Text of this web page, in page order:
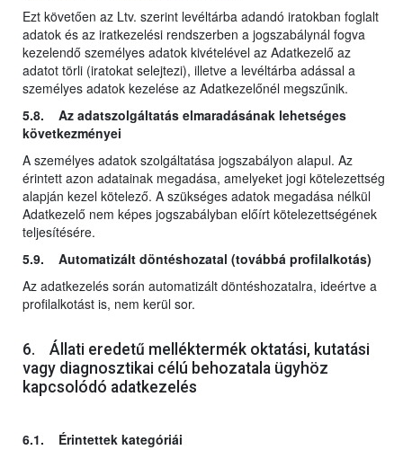
Ezt követően az Ltv. szerint levéltárba adandó iratokban foglalt
adatok és az iratkezelési rendszerben a jogszabálynál fogva
kezelendő személyes adatok kivételével az Adatkezelő az
adatot törli (iratokat selejtezi), illetve a levéltárba adással a
személyes adatok kezelése az Adatkezelőnél megszűnik.
5.8. Az adatszolgáltatás elmaradásának lehetséges
következményei
A személyes adatok szolgáltatása jogszabályon alapul. Az
érintett azon adatainak megadása, amelyeket jogi kötelezettség
alapján kezel kötelező. A szükséges adatok megadása nélkül
Adatkezelő nem képes jogszabályban előírt kötelezettségének
teljesítésére.
5.9. Automatizált döntéshozatal (továbbá profilalkotás)
Az adatkezelés során automatizált döntéshozatalra, ideértve a
profilalkotást is, nem kerül sor.
6. Állati eredetű melléktermék oktatási, kutatási
vagy diagnosztikai célú behozatala ügyhöz
kapcsolódó adatkezelés
6.1. Érintettek kategóriái